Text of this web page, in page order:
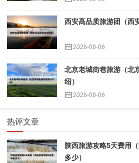
西安高品质旅游团（西
2026-08-06
北京老城街巷旅游（北
绍）
2026-08-06
热评文章
陕西旅游攻略5天费用
多少）